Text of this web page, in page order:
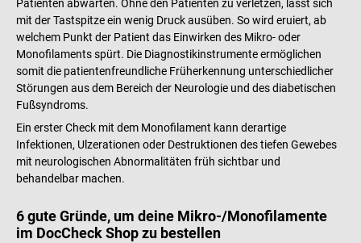
Patienten abwarten. Ohne den Patienten zu verletzen, lässt sich
mit der Tastspitze ein wenig Druck ausüben. So wird eruiert, ab
welchem Punkt der Patient das Einwirken des Mikro- oder
Monofilaments spürt. Die Diagnostikinstrumente ermöglichen
somit die patientenfreundliche Früherkennung unterschiedlicher
Störungen aus dem Bereich der Neurologie und des diabetischen
Fußsyndroms.
Ein erster Check mit dem Monofilament kann derartige
Infektionen, Ulzerationen oder Destruktionen des tiefen Gewebes
mit neurologischen Abnormalitäten früh sichtbar und
behandelbar machen.
6 gute Gründe, um deine Mikro-/Monofilamente
im DocCheck Shop zu bestellen